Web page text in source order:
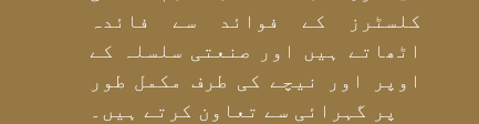
ٹرانیکسامک ایسڈ روشن
کرنے والے کاٹن پیڈ
OEM/ODM بنانے والا
کلسٹرز کے فوائد سے فائدہ
اٹھاتے ہیں اور صنعتی سلسلہ کے
اوپر اور نیچے کی طرف مکمل طور
پر گہرائی سے تعاون کرتے ہیں۔